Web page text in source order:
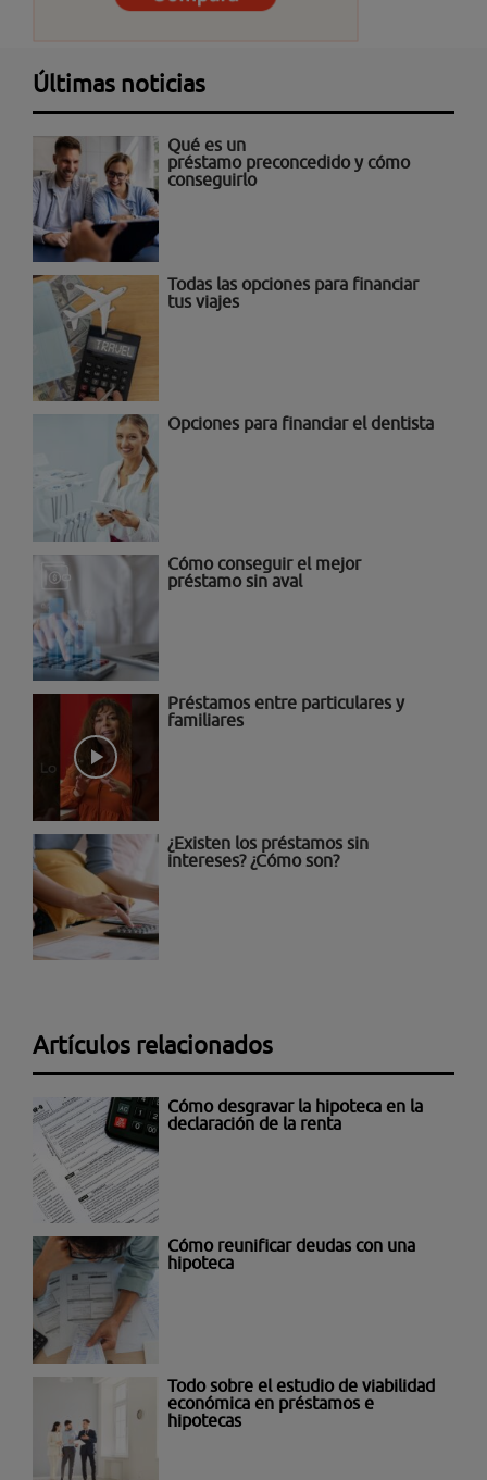
Últimas noticias
Qué es un
préstamo preconcedido y cómo
conseguirlo
Todas las opciones para financiar
tus viajes
Opciones para financiar el dentista
Cómo conseguir el mejor
préstamo sin aval
Préstamos entre particulares y
familiares
¿Existen los préstamos sin
intereses? ¿Cómo son?
Artículos relacionados
Cómo desgravar la hipoteca en la
declaración de la renta
Cómo reunificar deudas con una
hipoteca
Todo sobre el estudio de viabilidad
económica en préstamos e
hipotecas